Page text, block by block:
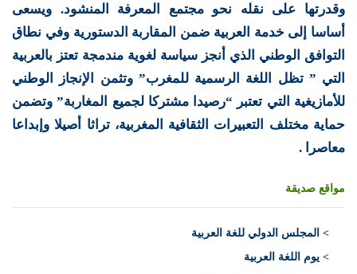
وقدرتها على نقله نحو مجتمع المعرفة المنشود. ويسعى
أساسا إلى خدمة العربية ضمن المقاربة الدستورية وفي نطاق
التوافق الوطني الذي أنجز سياسة لغوية مندمجة تعتز بالعربية
التي ” تظل اللغة الرسمية للمغرب” وتثمن الإنجاز الوطني
للأمازيغية التي تعتبر “رصيدا مشتركا لجميع المغاربة” وتضمن
حماية مختلف التعبيرات الثقافية المغربية، تراثا أصيلا وإبداعا
معاصرا .
مواقع صديقة
> المجلس الدولي للغة العربية
> يوم اللغة العربية